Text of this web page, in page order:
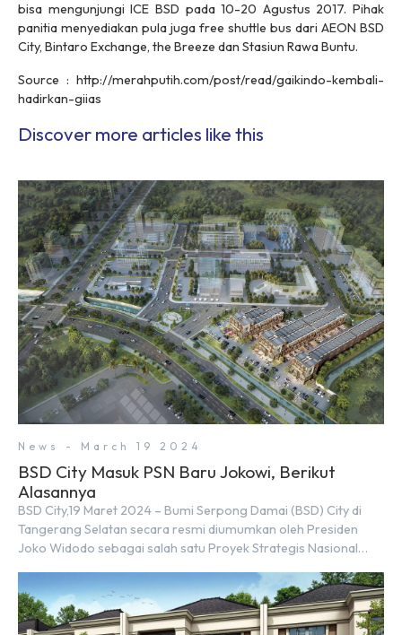
bisa mengunjungi ICE BSD pada 10-20 Agustus 2017. Pihak
panitia menyediakan pula juga free shuttle bus dari AEON BSD
City, Bintaro Exchange, the Breeze dan Stasiun Rawa Buntu.
Source : http://merahputih.com/post/read/gaikindo-kembali-
hadirkan-giias
Discover more articles like this
News - March 19 2024
BSD City Masuk PSN Baru Jokowi, Berikut
Alasannya
BSD City,19 Maret 2024 – Bumi Serpong Damai (BSD) City di
Tangerang Selatan secara resmi diumumkan oleh Presiden
Joko Widodo sebagai salah satu Proyek Strategis Nasional
Koordinator Bidang Perekonomian, Airlangga Hartarto, setelah
Rapat Terbatas (ratas) bersama Jokowi di Istana Kepresidenan
pada hari Senin, 18 Maret 2024. Selain […]